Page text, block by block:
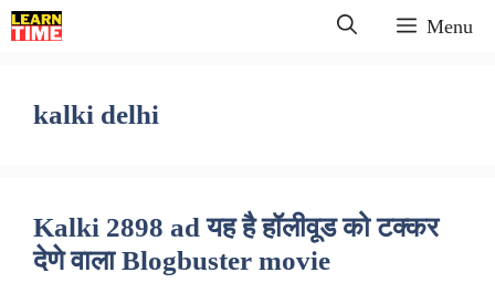
Skip
to
Menu
kalki delhi
Kalki 2898 ad यह है हॉलीवूड को टक्कर
देणे वाला Blogbuster movie